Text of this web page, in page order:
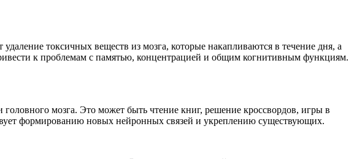
токсичных веществ из мозга, которые накапливаются в течение дня, а
к проблемам с памятью, концентрацией и общим когнитивным функциям.
мозга. Это может быть чтение книг, решение кроссвордов, игры в
формированию новых нейронных связей и укреплению существующих.